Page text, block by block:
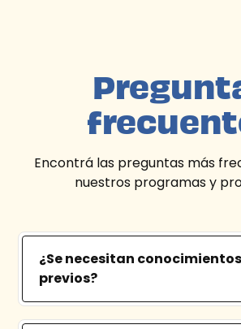
Encontrá las preguntas más
nuestros programas y
¿Se necesitan conocimientos
previos?
No. No hace falta haber hecho